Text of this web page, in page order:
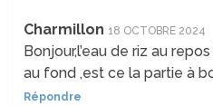
Charmillon 18 OCTOBRE 2024
Bonjour,l’eau de riz au
au fond ,est ce la partie à
Répondre